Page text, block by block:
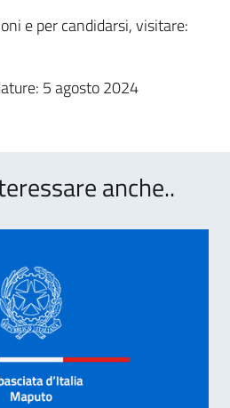
e per candidarsi, visitare:
5 agosto 2024
anche..